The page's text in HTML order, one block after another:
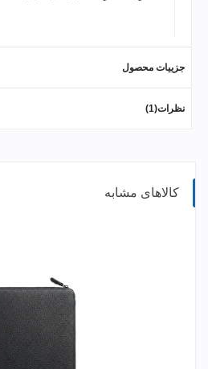
جزییات محصول
نظرات(1)
کالاهای مشابه